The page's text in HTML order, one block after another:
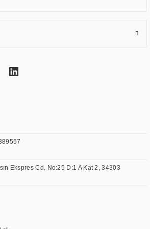
Ekspres Cd. No:25 D:1 A Kat 2, 34303